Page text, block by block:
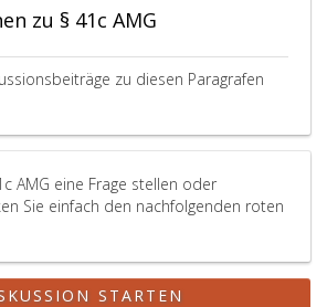
beendet
Bundesamt
Sicherheit
Gesundheitswesen
hat
zuständigen
Behörden
zu § 41c AMG
zu diesen Paragrafen
AMG eine Frage stellen oder
Sie einfach den nachfolgenden roten
STARTEN